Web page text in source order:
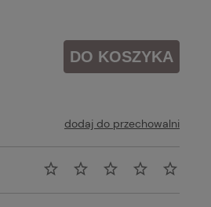
DO KOSZYKA
dodaj do przechowalni